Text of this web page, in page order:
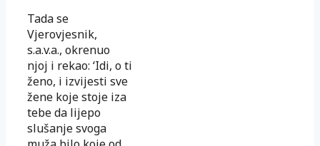
Tada se
Vjerovjesnik,
s.a.v.a., okrenuo
njoj i rekao: ‘Idi, o ti
ženo, i izvijesti sve
žene koje stoje iza
tebe da lijepo
slušanje svoga